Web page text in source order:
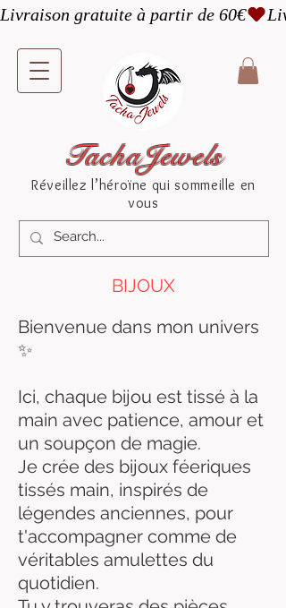
TachaJewels
Réveillez l’héroïne qui sommeille en
vous
Livraison gratuite à partir de 60€
BIJOUX
Bienvenue dans mon univers
✨
Ici, chaque bijou est tissé à la
main avec patience, amour et
un soupçon de magie.
Je crée des bijoux féeriques
tissés main, inspirés de
légendes anciennes, pour
t'accompagner comme de
véritables amulettes du
quotidien.